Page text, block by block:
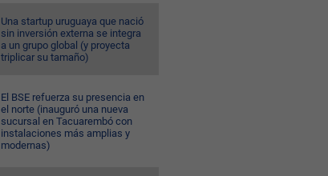
Una startup uruguaya que nació
sin inversión externa se integra
a un grupo global (y proyecta
triplicar su tamaño)
El BSE refuerza su presencia en
el norte (inauguró una nueva
sucursal en Tacuarembó con
instalaciones más amplias y
modernas)